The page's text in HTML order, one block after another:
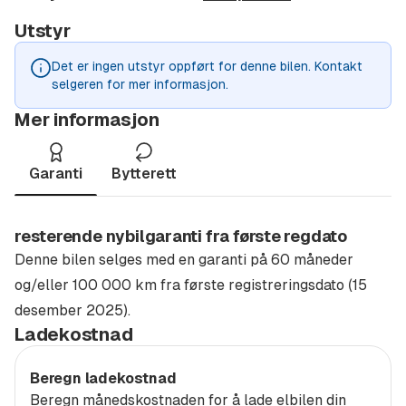
- 8-veis elektriske forseter med minne i førersete
- Elektrisk innfellbare sidespeil
- Elektrisk innfellbare sidespeil
- 8-veis ellektrisk justering av forseter
- Intelligent adaptiv cruisekontroll med køassistent og
filsentrering
- Trådløs ladeplate for mobiltelefon
- Telefon som nøkkel
Utstyr
Det er ingen utstyr oppført for denne bilen. Kontakt
selgeren for mer informasjon.
Mer informasjon
Garanti Bytterett
resterende nybilgaranti fra første regdato
Denne bilen selges med en garanti på 60 måneder
og/eller 100 000 km fra første registreringsdato (15
desember 2025).
Ladekostnad
Beregn ladekostnad
Beregn månedskostnaden for å lade elbilen din